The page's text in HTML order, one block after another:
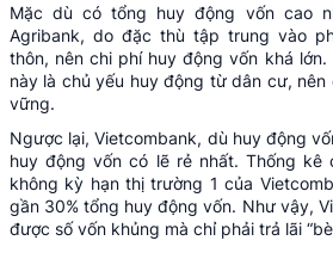
Mặc dù có tổng huy động vốn cao
Agribank, do đặc thù tập trung vào
thôn, nên chi phí huy động vốn khá
này là chủ yếu huy động từ dân cư,
vững.
Ngược lại,Vietcombank, dù huy động
huy động vốn có lẽ rẻ nhất. Thống kê
không kỳ hạn thị trường 1 của
gần 30% tổng huy động vốn. Như vậy,
được số vốn khủng mà chỉ phải trả lãi